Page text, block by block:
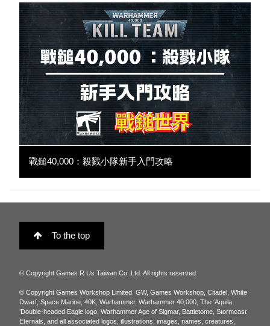
戰鎚40,000：殺戮小隊新手入門攻略
To the top
© Copyright Games R Us Taiwan Co. Ltd. All rights reserved.
© Copyright Games Workshop Limited. GW, Games Workshop, Citadel, White
Dwarf, Space Marine, 40K, Warhammer, Warhammer 40,000, The ‘Aquila
’Double-headed Eagle logo, Warhammer Age of Sigmar, Battletome, Stormcast
Eternals, and all associated logos, illustrations, images, names, creatures,